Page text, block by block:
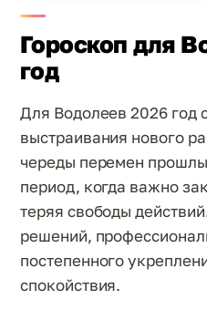
Гороскоп для
год
Для Водолеев 2026 год
выстраивания нового
череды перемен
период, когда важно
теряя свободы
решений,
постепенного
спокойствия.